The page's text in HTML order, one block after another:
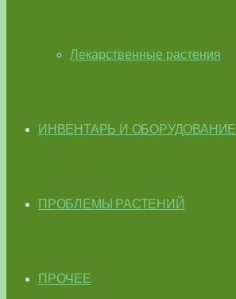
Лекарственные растения
ИНВЕНТАРЬ И ОБОРУДОВАНИЕ
ПРОБЛЕМЫ РАСТЕНИЙ
ПРОЧЕЕ